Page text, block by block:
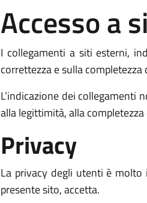
Accesso a
I collegamenti a siti esterni,
correttezza e sulla
L’indicazione dei collegamenti
alla legittimità, alla
Privacy
La privacy degli utenti è molto
presente sito, accetta.